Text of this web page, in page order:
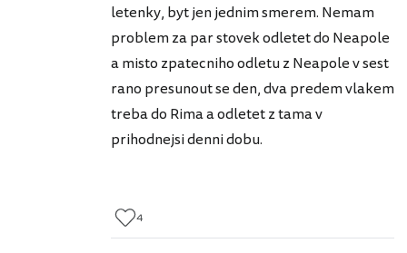
letenky, byt jen jednim smerem. Nemam
problem za par stovek odletet do Neapole
a misto zpatecniho odletu z Neapole v sest
rano presunout se den, dva predem vlakem
treba do Rima a odletet z tama v
prihodnejsi denni dobu.
4